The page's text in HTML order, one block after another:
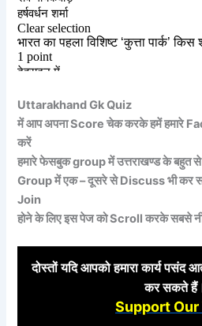
Uttarakhand Gk Quiz
में आप अपना Score चेक करके हमें हमारे
करें
हमारे फेसबुक group में उत्तराखण्ड के बहुत से
Group में एक – दूसरे से Discuss भी कर
Join
होने के लिए इस पेज को Scroll करके सबसे
दोस्तोंयदि आपको हमारा कार्य
करसकते
Support Our